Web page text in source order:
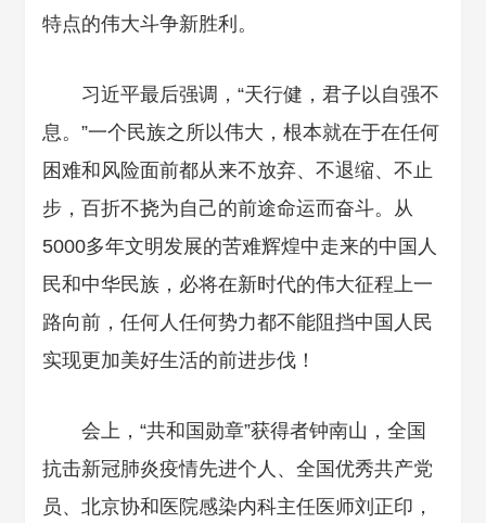
特点的伟大斗争新胜利。
习近平最后强调，“天行健，君子以自强不
息。”一个民族之所以伟大，根本就在于在任何
困难和风险面前都从来不放弃、不退缩、不止
步，百折不挠为自己的前途命运而奋斗。从
5000多年文明发展的苦难辉煌中走来的中国人
民和中华民族，必将在新时代的伟大征程上一
路向前，任何人任何势力都不能阻挡中国人民
实现更加美好生活的前进步伐！
会上，“共和国勋章”获得者钟南山，全国
抗击新冠肺炎疫情先进个人、全国优秀共产党
员、北京协和医院感染内科主任医师刘正印，